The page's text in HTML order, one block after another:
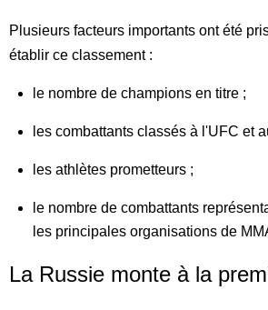
Plusieurs facteurs importants ont été
établir ce classement :
le nombre de champions en titre ;
les combattants classés à l'UFC et
les athlètes prometteurs ;
le nombre de combattants
les principales organisations de
La Russie monte à la